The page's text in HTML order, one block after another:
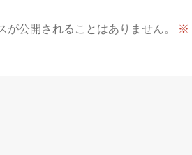
が公開されることはありません。 ※